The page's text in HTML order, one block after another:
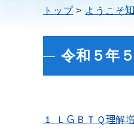
トップ ようこそ
令和５年
１ ＬＧＢＴＱ理解